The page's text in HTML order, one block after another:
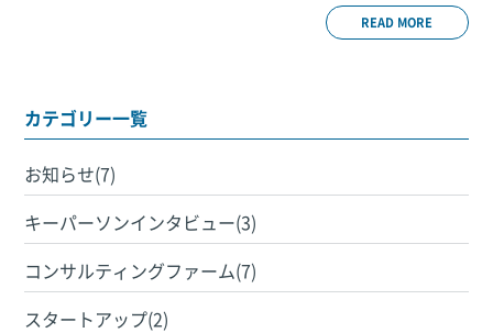
READ MORE
カテゴリー一覧
お知らせ(7)
キーパーソンインタビュー(3)
コンサルティングファーム(7)
スタートアップ(2)